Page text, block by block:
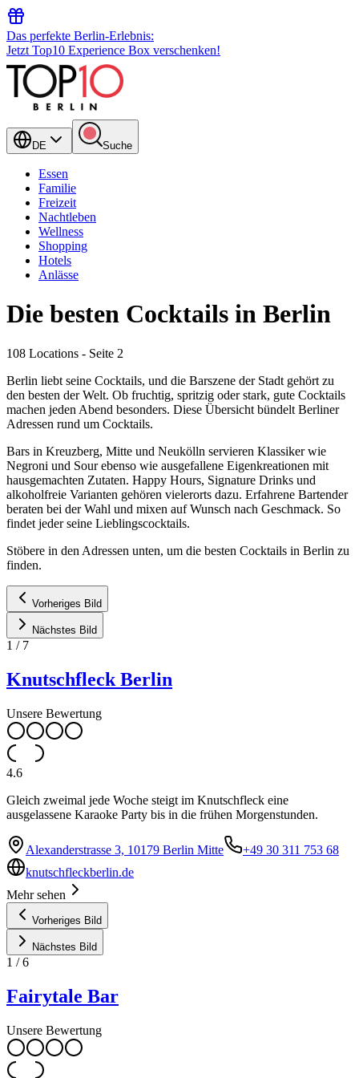
Das perfekte Berlin-Erlebnis:
Jetzt Top10 Experience Box verschenken!
DE Suche
Essen
Familie
Freizeit
Nachtleben
Wellness
Shopping
Hotels
Anlässe
Die besten Cocktails in Berlin
108 Locations - Seite 2
Berlin liebt seine Cocktails, und die Barszene der Stadt gehört zu
den besten der Welt. Ob fruchtig, spritzig oder stark, gute Cocktails
machen jeden Abend besonders. Diese Übersicht bündelt Berliner
Adressen rund um Cocktails.
Bars in Kreuzberg, Mitte und Neukölln servieren Klassiker wie
Negroni und Sour ebenso wie ausgefallene Eigenkreationen mit
hausgemachten Zutaten. Happy Hours, Signature Drinks und
alkoholfreie Varianten gehören vielerorts dazu. Erfahrene Bartender
beraten bei der Wahl und mixen auf Wunsch nach Geschmack. So
findet jeder seine Lieblingscocktails.
Stöbere in den Adressen unten, um die besten Cocktails in Berlin zu
finden.
Vorheriges Bild
Nächstes Bild
1 / 7
Knutschfleck Berlin
Unsere Bewertung
4.6
Gleich zweimal jede Woche steigt im Knutschfleck eine
ausgelassene Karaoke Party bis in die frühen Morgenstunden.
Alexanderstrasse 3, 10179 Berlin Mitte
+49 30 311 753 68
knutschfleckberlin.de
Mehr sehen
Vorheriges Bild
Nächstes Bild
1 /6
Fairytale Bar
Unsere Bewertung